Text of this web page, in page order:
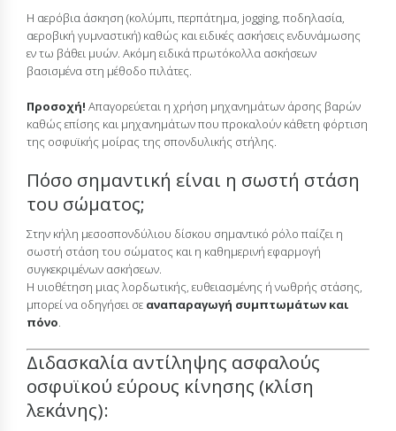
Η αερόβια άσκηση (κολύμπι, περπάτημα, jogging, ποδηλασία,
αεροβική γυμναστική) καθώς και ειδικές ασκήσεις ενδυνάμωσης
εν τω βάθει μυών. Ακόμη ειδικά πρωτόκολλα ασκήσεων
βασισμένα στη μέθοδο πιλάτες.
Προσοχή! Απαγορεύεται η χρήση μηχανημάτων άρσης βαρών
καθώς επίσης και μηχανημάτων που προκαλούν κάθετη φόρτιση
της οσφυϊκής μοίρας της σπονδυλικής στήλης.
Πόσο σημαντική είναι η σωστή στάση
του σώματος;
Στην κήλη μεσοσπονδύλιου δίσκου σημαντικό ρόλο παίζει η
σωστή στάση του σώματος και η καθημερινή εφαρμογή
συγκεκριμένων ασκήσεων.
Η υιοθέτηση μιας λορδωτικής, ευθειασμένης ή νωθρής στάσης,
μπορεί να οδηγήσει σε αναπαραγωγή συμπτωμάτων και
πόνο.
Διδασκαλία αντίληψης ασφαλούς
οσφυϊκού εύρους κίνησης (κλίση
λεκάνης):